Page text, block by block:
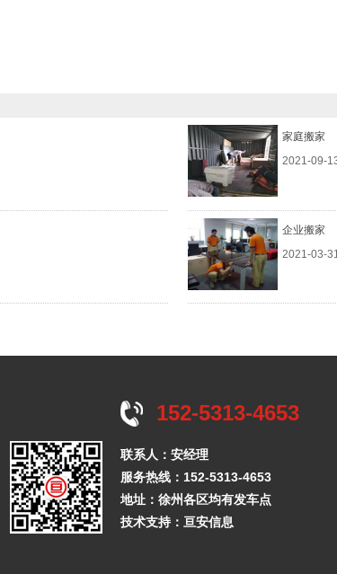
家庭搬家
2021-09-
企业搬家
2021-03-31
152-5313-4653
联系人：安经理
服务热线：152-5313-4653
地址：徐州各区均有发车点
技术支持： 亘安信息